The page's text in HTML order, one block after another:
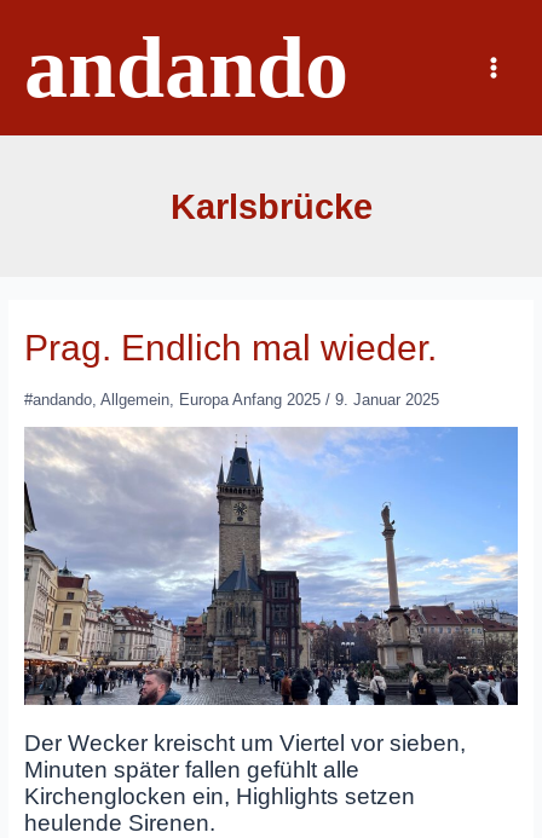
springenandando
Main
Menu
Karlsbrücke
Prag. Endlich mal wieder.
#andando, Allgemein, Europa Anfang 2025/ 9. Januar 2025
Der Wecker kreischt um Viertel vor sieben,
Minuten später fallen gefühlt alle
Kirchenglocken ein, Highlights setzen
heulende Sirenen.